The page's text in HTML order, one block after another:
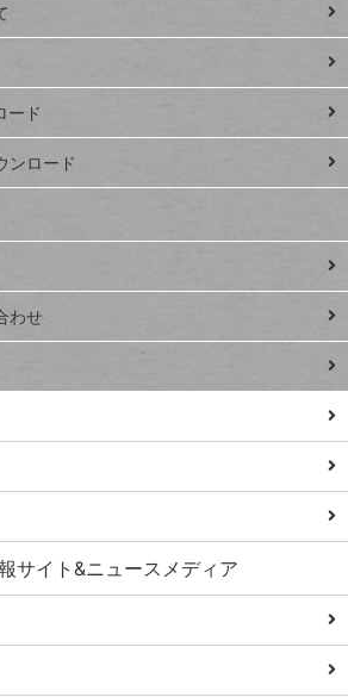
ード
ンロード
わせ
サイト&ニュースメディア